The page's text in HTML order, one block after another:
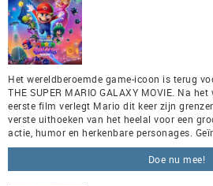
Het wereldberoemde game-icoon is terug
THE SUPER MARIO GALAXY MOVIE. Na
eerste film verlegt Mario dit keer zijn
verste uithoeken van het heelal voor een
actie, humor en herkenbare personages.
Doe nu mee!